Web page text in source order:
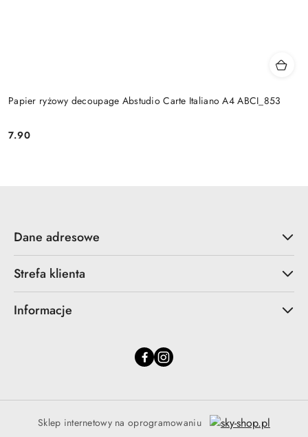
Papier ryżowy decoupage Abstudio Carte Italiano A4 ABCI_853
Cena:
7.90
Dane adresowe
Strefa klienta
Informacje
Sklep internetowy na oprogramowaniu